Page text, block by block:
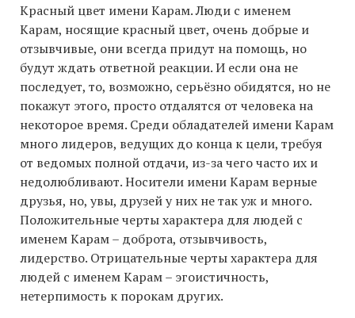
Красный цвет имени Карам. Люди с именем
Карам, носящие красный цвет, очень добрые и
отзывчивые, они всегда придут на помощь, но
будут ждать ответной реакции. И если она не
последует, то, возможно, серьёзно обидятся, но не
покажут этого, просто отдалятся от человека на
некоторое время. Среди обладателей имени Карам
много лидеров, ведущих до конца к цели, требуя
от ведомых полной отдачи, из-за чего часто их и
недолюбливают. Носители имени Карам верные
друзья, но, увы, друзей у них не так уж и много.
Положительные черты характера для людей с
именем Карам – доброта, отзывчивость,
лидерство. Отрицательные черты характера для
людей с именем Карам – эгоистичность,
нетерпимость к порокам других.